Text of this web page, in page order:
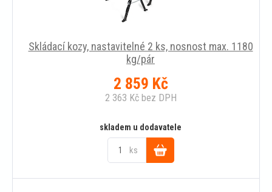
Skládací kozy, nastavitelné 2 ks, nosnost max. 1180
kg/pár
2 859 Kč
2 363 Kčbez DPH
skladem u dodavatele
ks
Do